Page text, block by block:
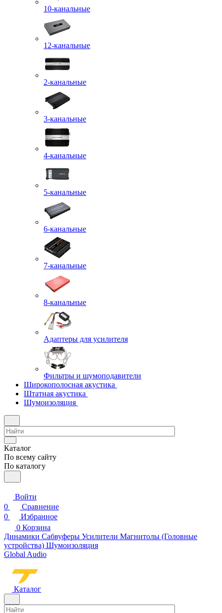
10-канальные
12-канальные
2-канальные
3-канальные
4-канальные
5-канальные
6-канальные
7-канальные
8-канальные
Адаптеры для усилителя
Фильтры и шумоподавители
Широкополосная акустика
Штатная акустика
Шумоизоляция
Каталог
По всему сайту
По каталогу
Войти
0
Сравнение
0
Избранное
0 Корзина
Динамики Сабвуферы Усилители Магнитолы (Головные
устройства) Шумоизоляция
Global Audio
Каталог